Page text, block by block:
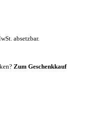
absetzbar.
Zum Geschenkkauf